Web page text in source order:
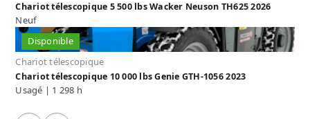
Chariot télescopique 5 500 lbs Wacker Neuson TH625 2026
Neuf
Disponible
Chariot télescopique
Chariot télescopique 10 000 lbs Genie GTH-1056 2023
Usagé | 1 298 h